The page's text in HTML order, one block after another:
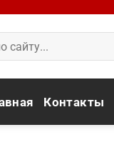
Контакты